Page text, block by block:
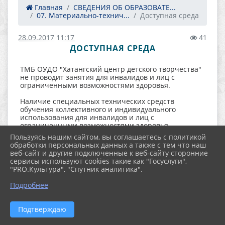
Главная
СВЕДЕНИЯ ОБ ОБРАЗОВАТЕ...
07. Материально-технич...
Доступная среда
28.09.2017 11:17 41
ДОСТУПНАЯ СРЕДА
ТМБ ОУДО "Хатангский центр детского творчества"
не проводит занятия для инвалидов и лиц с
ограниченными возможностями здоровья.
Наличие специальных технических средств
обучения коллективного и индивидуального
использования для инвалидов и лиц с
ограниченными возможностями здоровья -
специальных технических средств обучения
коллективного и индивидуального использования
для инвалидов и лиц с ограниченными
возможностями здоровья не предусмотрено.
Для обеспечения доступа в здание - инвалидов и
лиц с ограниченными возможностями здоровья,
при входе в здание расположена кнопка вызова.
Подъемник лестничный гусеничный для людей,
Пользуясь нашим сайтом, вы соглашаетесь с политикой
обработки персональных данных а также с тем что наш
веб-сайт и другие подключенные к веб-сайту сторонние
сервисы используют cookies такие как "Госуслуги",
"PRO.Культура", "Спутник аналитика".
Подробнее
Подтверждаю